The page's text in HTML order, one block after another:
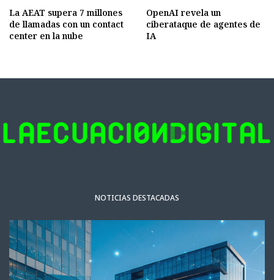
La AEAT supera 7 millones
de llamadas con un contact
center en la nube
OpenAI revela un
ciberataque de agentes de
IA
NOTICIAS DESTACADAS